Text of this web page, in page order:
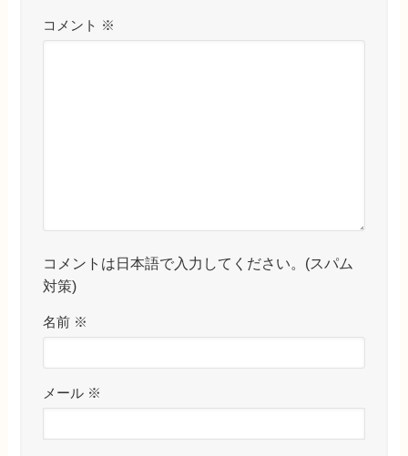
コメント ※
コメントは日本語で入力してください。(スパム
対策)
名前 ※
メール ※